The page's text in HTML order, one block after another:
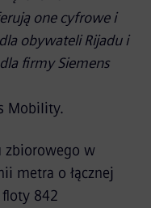
one cyfrowe i
obywateli Rijadu i
firmy Siemens
Mobility.
zbiorowego w
metra o łącznej
842